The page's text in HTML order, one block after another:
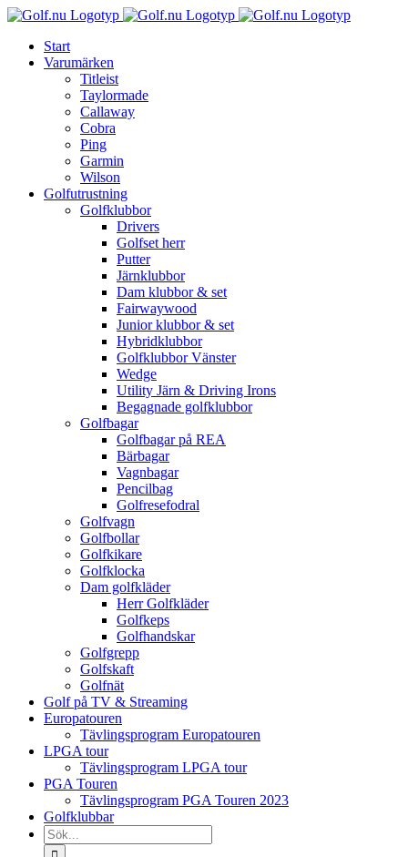
Fortsätt
innehållet
Start
Varumärken
Titleist
Taylormade
Callaway
Cobra
Ping
Garmin
Wilson
Golfutrustning
Golfklubbor
Drivers
Golfset herr
Putter
Järnklubbor
Dam klubbor & set
Fairwaywood
Junior klubbor & set
Hybridklubbor
Golfklubbor Vänster
Wedge
Utility Järn & Driving Irons
Begagnade golfklubbor
Golfbagar
Golfbagar på REA
Bärbagar
Vagnbagar
Pencilbag
Golfresefodral
Golfvagn
Golfbollar
Golfkikare
Golfklocka
Dam golfkläder
Herr Golfkläder
Golfkeps
Golfhandskar
Golfgrepp
Golfskaft
Golfnät
Golf på TV & Streaming
Europatouren
Tävlingsprogram Europatouren
LPGA tour
Tävlingsprogram LPGA tour
PGA Touren
Tävlingsprogram PGA Touren 2023
Golfklubbar
Sök
efter: